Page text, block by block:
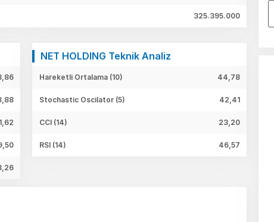
325.395.000
NET HOLDING Teknik Analiz
Hareketli Ortalama (10) 44,78
Stochastic Oscilator (5) 42,41
CCI (14) 23,20
RSI (14) 46,57